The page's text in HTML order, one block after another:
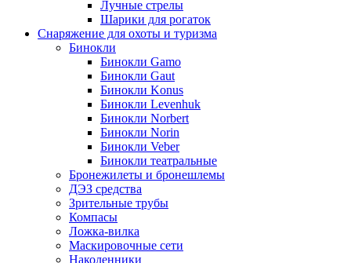
Лучные стрелы
Шарики для рогаток
Снаряжение для охоты и туризма
Бинокли
Бинокли Gamo
Бинокли Gaut
Бинокли Konus
Бинокли Levenhuk
Бинокли Norbert
Бинокли Norin
Бинокли Veber
Бинокли театральные
Бронежилеты и бронешлемы
ДЭЗ средства
Зрительные трубы
Компасы
Ложка-вилка
Маскировочные сети
Наколенники